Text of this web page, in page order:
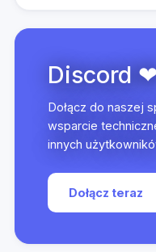
Discord ❤
Dołącz do naszej
wsparcie
innych
Dołącz teraz